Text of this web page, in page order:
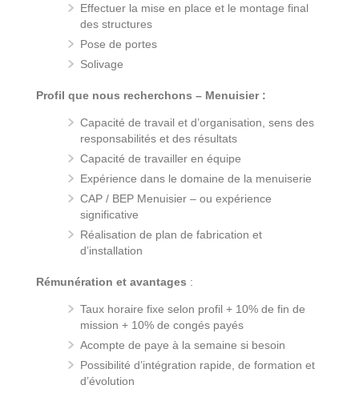
Effectuer la mise en place et le montage final
des structures
Pose de portes
Solivage
Profil que nous recherchons – Menuisier :
Capacité de travail et d’organisation, sens des
responsabilités et des résultats
Capacité de travailler en équipe
Expérience dans le domaine de la menuiserie
CAP / BEP Menuisier – ou expérience
significative
Réalisation de plan de fabrication et
d’installation
Rémunération et avantages :
Taux horaire fixe selon profil + 10% de fin de
mission + 10% de congés payés
Acompte de paye à la semaine si besoin
Possibilité d’intégration rapide, de formation et
d’évolution